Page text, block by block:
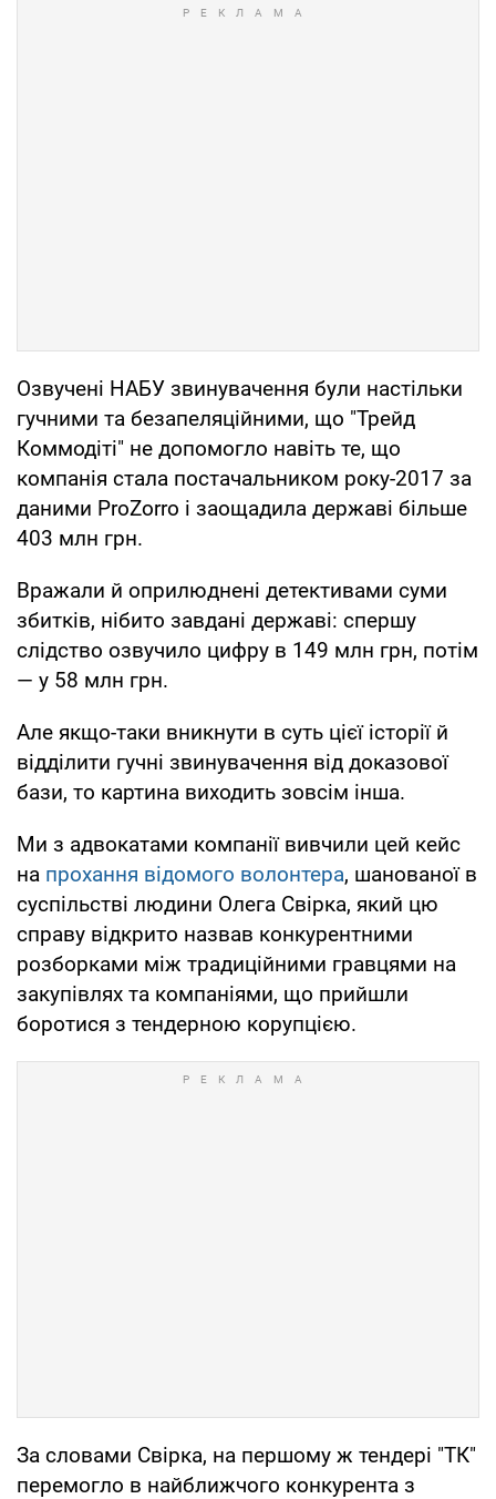
Озвучені НАБУ звинувачення були настільки
гучними та безапеляційними, що "Трейд
Коммодіті" не допомогло навіть те, що
компанія стала постачальником року-2017 за
даними ProZorro і заощадила державі більше
403 млн грн.
Вражали й оприлюднені детективами суми
збитків, нібито завдані державі: спершу
слідство озвучило цифру в 149 млн грн, потім
— у 58 млн грн.
Але якщо-таки вникнути в суть цієї історії й
відділити гучні звинувачення від доказової
бази, то картина виходить зовсім інша.
Ми з адвокатами компанії вивчили цей кейс
на прохання відомого волонтера, шанованої в
суспільстві людини Олега Свірка, який цю
справу відкрито назвав конкурентними
розборками між традиційними гравцями на
закупівлях та компаніями, що прийшли
боротися з тендерною корупцією.
За словами Свірка, на першому ж тендері "ТК"
перемогло в найближчого конкурента з